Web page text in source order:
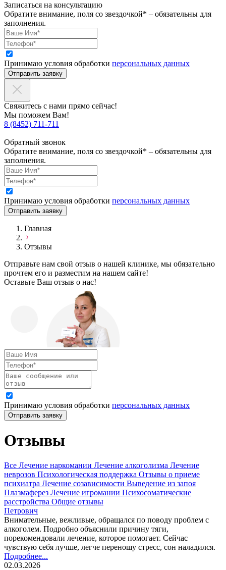
Записаться на консультацию
Обратите внимание, поля со звездочкой* – обязательны для
заполнения.
Принимаю условия обработки персональных данных
Отправить заявку
Свяжитесь с нами прямо сейчас!
Мы поможем Вам!
8 (8452) 711-711
Обратный звонок
Обратите внимание, поля со звездочкой* – обязательны для
заполнения.
Принимаю условия обработки персональных данных
Отправить заявку
Главная
Отзывы
Отправьте нам свой отзыв о нашей клинике, мы обязательно
прочтем его и разместим на нашем сайте!
Оставьте Ваш отзыв о нас!
Принимаю условия обработки персональных данных
Отправить заявку
Отзывы
Все Лечение наркомании Лечение алкоголизма Лечение
неврозов Психологическая поддержка Отзывы о приеме
психиатра Лечение созависимости Выведение из запоя
Плазмаферез Лечение игромании Психосоматические
расстройства Общие отзывы
Петрович
Внимательные, вежливые, обращался по поводу проблем с
алкоголем. Подробно объяснили причину тяги,
порекомендовали лечение, которое помогает. Сейчас
чувствую себя лучше, легче переношу стресс, сон наладился.
Подробнее...
02.03.2026